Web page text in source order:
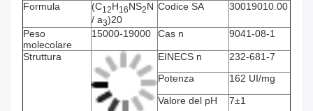
Formula (C12H16NS2N
/ a3)20
Codice SA 30019010.00
Peso
molecolare
15000-19000 Cas n 9041-08-1
Struttura EINECS n
232-681-7
Potenza
162 UI/mg
Valore del pH
7±1